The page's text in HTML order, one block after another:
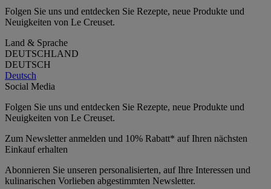
Folgen Sie uns und entdecken Sie Rezepte, neue Produkte und
Neuigkeiten von Le Creuset.
Land & Sprache
DEUTSCHLAND
DEUTSCH
Deutsch
Social Media
Folgen Sie uns und entdecken Sie Rezepte, neue Produkte und
Neuigkeiten von Le Creuset.
Zum Newsletter anmelden und 10% Rabatt* auf Ihren nächsten
Einkauf erhalten
Abonnieren Sie unseren personalisierten, auf Ihre Interessen und
kulinarischen Vorlieben abgestimmten Newsletter.